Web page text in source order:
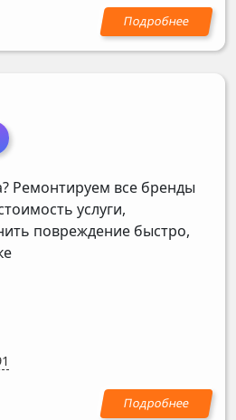
Ремонтируем все бренды
услуги,
повреждение быстро,